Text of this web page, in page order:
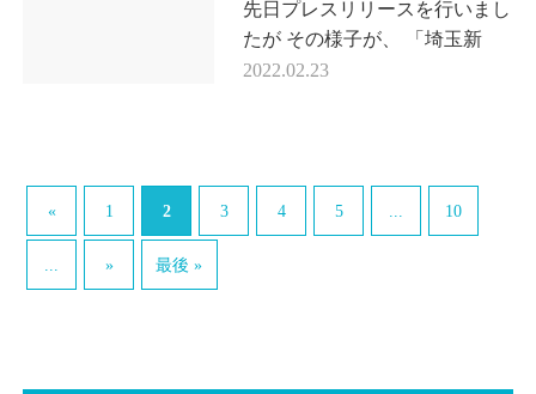
先日プレスリリースを行いまし
たが その様子が、 「埼玉新
聞」「浦和経済新聞」 「Yahoo
2022.02.23
« 1 2 3 4 5 10
» 最後 »